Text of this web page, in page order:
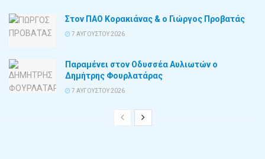
Στον ΠΑΟ Κορακιάνας & ο Γιώργος Προβατάς
7 ΑΥΓΟΎΣΤΟΥ 2026
Παραμένει στον Οδυσσέα Αυλιωτών ο
Δημήτρης Φουρλατάρας
7 ΑΥΓΟΎΣΤΟΥ 2026